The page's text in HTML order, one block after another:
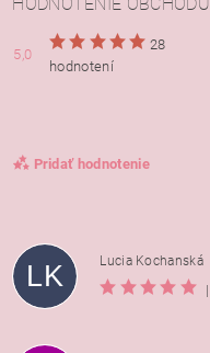
5,0
28
hodnotení
Pridať hodnotenie
LK
Lucia Kochanská
|